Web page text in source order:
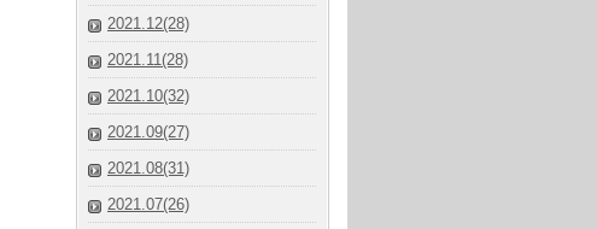
2021.12(28)
2021.11(28)
2021.10(32)
2021.09(27)
2021.08(31)
2021.07(26)